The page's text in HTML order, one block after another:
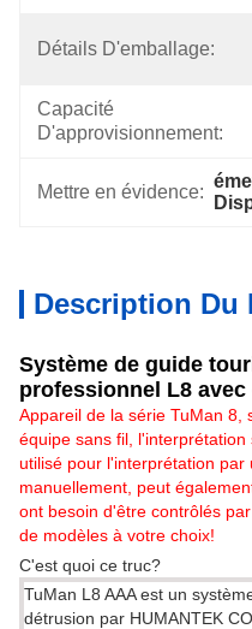
Détails D'emballage:
Capacité
D'approvisionnement:
Mettre en évidence:
Description Du
Système de guide
professionnel L8
Appareil de la série TuMan 8,
équipe sans fil,
utilisé pour l'interprétation
manuellement, peut
ont besoin d'être contrôlés
de modèles à votre choix!
C'est quoi ce truc?
TuMan L8 AAA est un
détrusion par HUMANTEK